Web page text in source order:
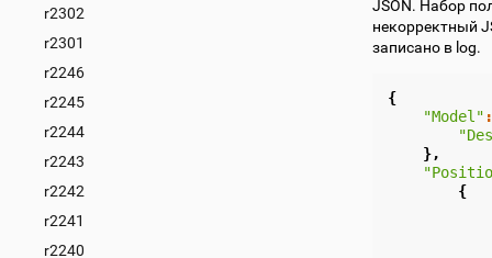
r2302
r2301
r2246
r2245
r2244
r2243
r2242
r2241
r2240
JSON. Набор
некорректный
записано в log.
{
"Model" :
},
{